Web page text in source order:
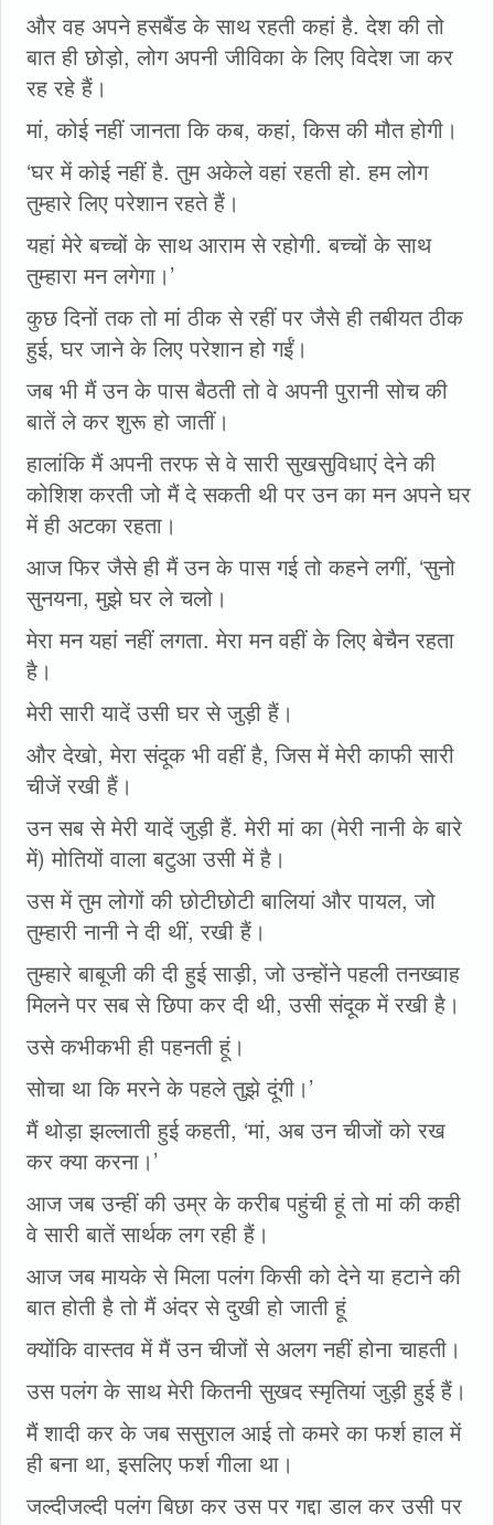
और वह अपने हसबैंड के साथ रहती कहां है. देश की तो
बात ही छोड़ो, लोग अपनी जीविका के लिए विदेश जा कर
रह रहे हैं।
मां, कोई नहीं जानता कि कब, कहां, किस की मौत होगी।
‘घर में कोई नहीं है. तुम अकेले वहां रहती हो. हम लोग
तुम्हारे लिए परेशान रहते हैं।
यहां मेरे बच्चों के साथ आराम से रहोगी. बच्चों के साथ
तुम्हारा मन लगेगा।’
कुछ दिनों तक तो मां ठीक से रहीं पर जैसे ही तबीयत ठीक
हुई, घर जाने के लिए परेशान हो गईं।
जब भी मैं उन के पास बैठती तो वे अपनी पुरानी सोच की
बातें ले कर शुरू हो जातीं।
हालांकि मैं अपनी तरफ से वे सारी सुखसुविधाएं देने की
कोशिश करती जो मैं दे सकती थी पर उन का मन अपने घर
में ही अटका रहता।
आज फिर जैसे ही मैं उन के पास गई तो कहने लगीं, ‘सुनो
सुनयना, मुझे घर ले चलो।
मेरा मन यहां नहीं लगता. मेरा मन वहीं के लिए बेचैन रहता
है।
मेरी सारी यादें उसी घर से जुड़ी हैं।
और देखो, मेरा संदूक भी वहीं है, जिस में मेरी काफी सारी
चीजें रखी हैं।
उन सब से मेरी यादें जुड़ी हैं. मेरी मां का (मेरी नानी के बारे
में) मोतियों वाला बटुआ उसी में है।
उस में तुम लोगों की छोटीछोटी बालियां और पायल, जो
तुम्हारी नानी ने दी थीं, रखी हैं।
तुम्हारे बाबूजी की दी हुई साड़ी, जो उन्होंने पहली तनख्वाह
मिलने पर सब से छिपा कर दी थी, उसी संदूक में रखी है।
उसे कभीकभी ही पहनती हूं।
सोचा था कि मरने के पहले तुझे दूंगी।’
मैं थोड़ा झल्लाती हुई कहती, ‘मां, अब उन चीजों को रख
कर क्या करना।’
आज जब उन्हीं की उम्र के करीब पहुंची हूं तो मां की कही
वे सारी बातें सार्थक लग रही हैं।
आज जब मायके से मिला पलंग किसी को देने या हटाने की
बात होती है तो मैं अंदर से दुखी हो जाती हूं
क्योंकि वास्तव में मैं उन चीजों से अलग नहीं होना चाहती।
उस पलंग के साथ मेरी कितनी सुखद स्मृतियां जुड़ी हुई हैं।
मैं शादी कर के जब ससुराल आई तो कमरे का फर्श हाल में
ही बना था, इसलिए फर्श गीला था।
जल्दीजल्दी पलंग बिछा कर उस पर गद्दा डाल कर उसी पर